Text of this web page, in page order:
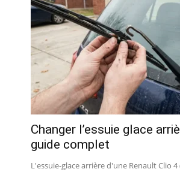
Changer l’essuie glace
guide complet
L'essuie-glace arrière d'une Renault Clio